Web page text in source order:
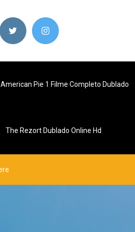
American Pie 1 Filme Completo Dublado
The Rezort Dublado Online Hd